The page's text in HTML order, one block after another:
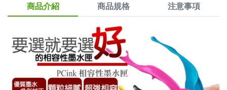
商品介紹 商品規格 注意事項